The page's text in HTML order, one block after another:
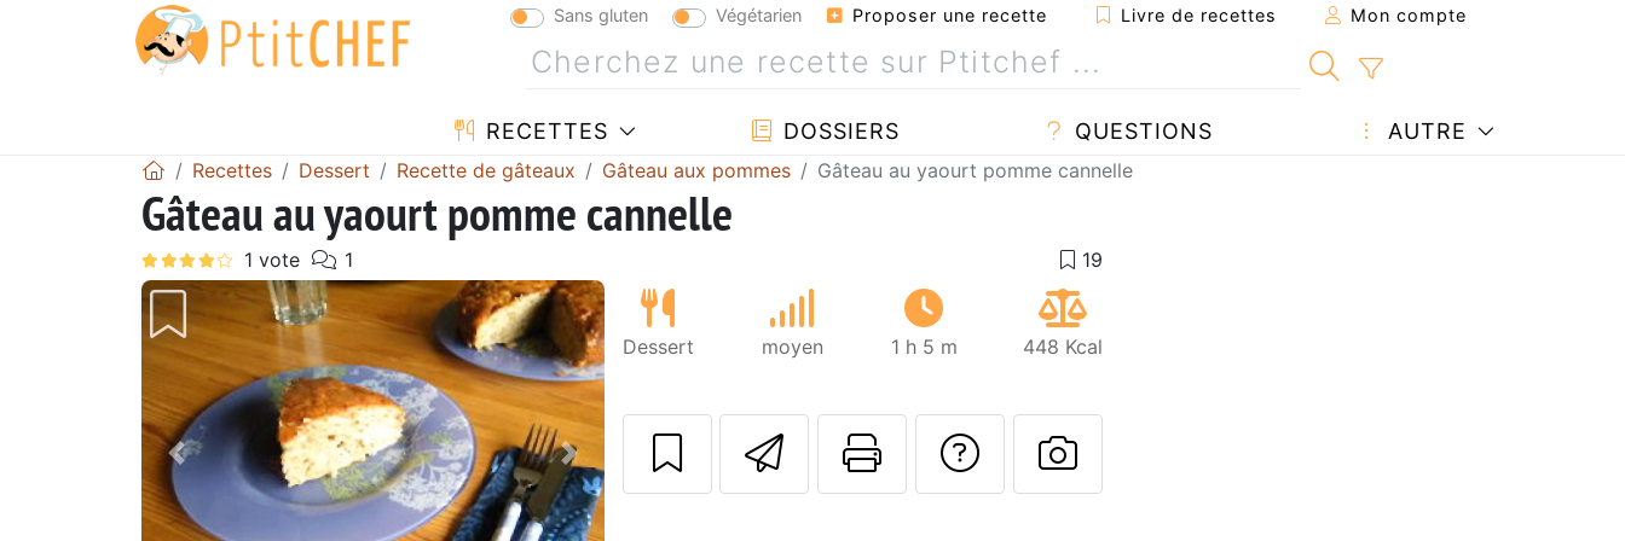
Sans gluten Végétarien Proposer une recette Livre de recettes Mon compte
RECETTES DOSSIERS QUESTIONS AUTRE
Recettes Dessert Recette de gâteaux Gâteau aux pommes Gâteau au yaourt pomme cannelle
Gâteau au yaourt pomme cannelle
Précédent Suivant
Dessert moyen 1 h 5 m 448 Kcal
Envoyer cette recette à un ami
Imprimer cette page
Poser une question à l'auteur
Publier votre photo de cette